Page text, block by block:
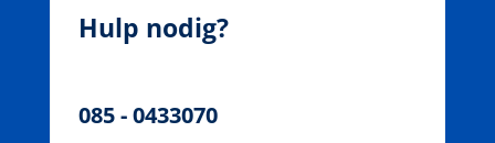
Hulp nodig?
085 - 0433070